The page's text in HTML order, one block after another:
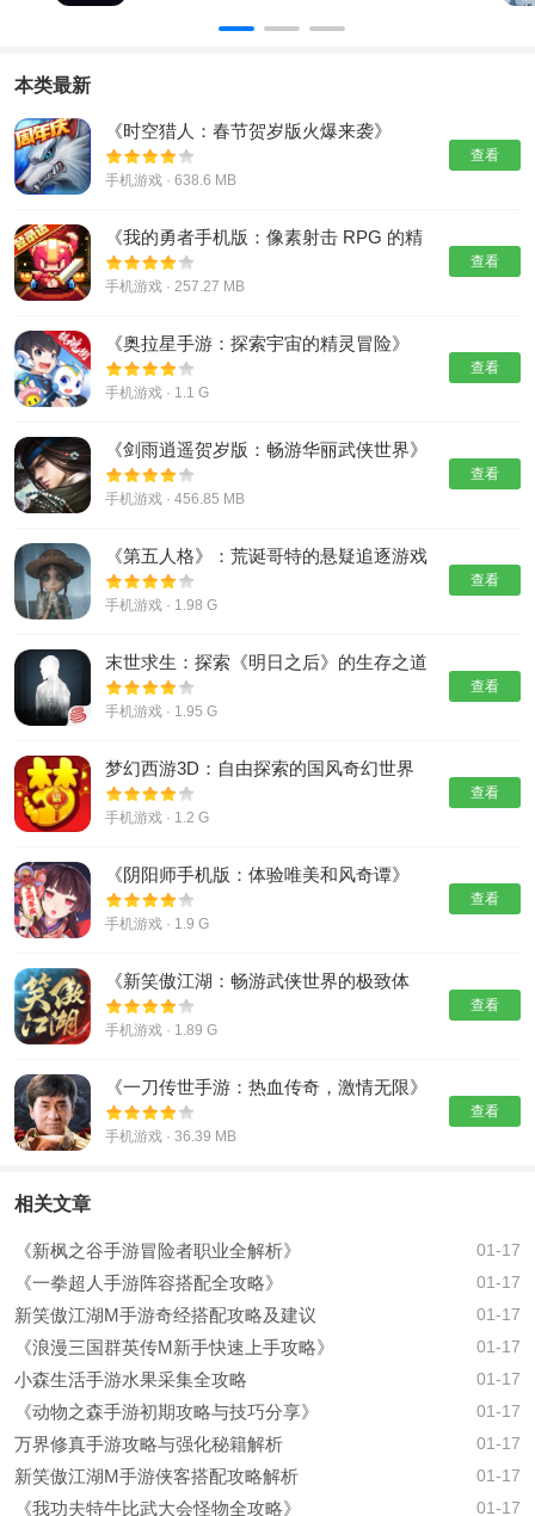
本类最新
《时空猎人：春节贺岁版火爆来袭》
手机游戏 · 638.6 MB
查看
《我的勇者手机版：像素射击 RPG 的精
彩冒险》
手机游戏 · 257.27 MB
查看
《奥拉星手游：探索宇宙的精灵冒险》
手机游戏 · 1.1 G
查看
《剑雨逍遥贺岁版：畅游华丽武侠世界》
手机游戏 · 456.85 MB
查看
《第五人格》：荒诞哥特的悬疑追逐游戏
体验
手机游戏 · 1.98 G
查看
末世求生：探索《明日之后》的生存之道
手机游戏 · 1.95 G
查看
梦幻西游3D：自由探索的国风奇幻世界
手机游戏 · 1.2 G
查看
《阴阳师手机版：体验唯美和风奇谭》
手机游戏 · 1.9 G
查看
《新笑傲江湖：畅游武侠世界的极致体
验》
手机游戏 · 1.89 G
查看
《一刀传世手游：热血传奇，激情无限》
手机游戏 · 36.39 MB
查看
相关文章
《新枫之谷手游冒险者职业全解析》 01-17
《一拳超人手游阵容搭配全攻略》 01-17
新笑傲江湖M手游奇经搭配攻略及建议 01-17
《浪漫三国群英传M新手快速上手攻略》 01-17
小森生活手游水果采集全攻略 01-17
《动物之森手游初期攻略与技巧分享》 01-17
万界修真手游攻略与强化秘籍解析 01-17
新笑傲江湖M手游侠客搭配攻略解析 01-17
《我功夫特牛比武大会怪物全攻略》 01-17